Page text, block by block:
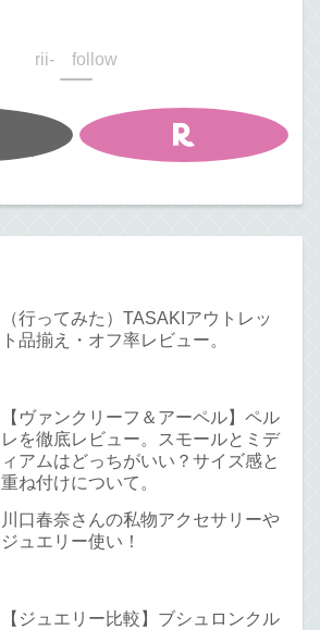
rii- follow
（行ってみた）TASAKIアウトレッ
ト品揃え・オフ率レビュー。
【ヴァンクリーフ＆アーペル】ペル
レを徹底レビュー。スモールとミデ
ィアムはどっちがいい？サイズ感と
重ね付けについて。
川口春奈さんの私物アクセサリーや
ジュエリー使い！
【ジュエリー比較】ブシュロンクル